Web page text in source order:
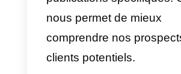
Comment
CRM pour votre